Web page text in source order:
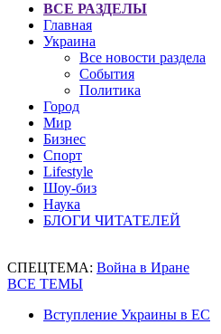
ВСЕ РАЗДЕЛЫ
Главная
Украина
Все новости раздела
События
Политика
Город
Мир
Бизнес
Спорт
Lifestyle
Шоу-биз
Наука
БЛОГИ ЧИТАТЕЛЕЙ
СПЕЦТЕМА: Война в Иране
ВСЕ ТЕМЫ
Вступление Украины в ЕС